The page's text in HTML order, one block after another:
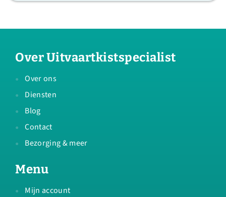
Over Uitvaartkistspecialist
Over ons
Diensten
Blog
Contact
Bezorging & meer
Menu
Mijn account